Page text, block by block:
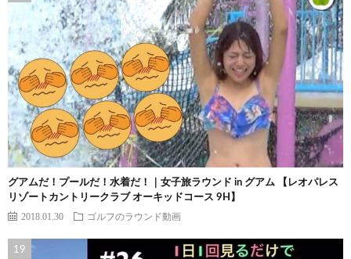
グアムだ！プールだ！水着だ！｜女子旅ラウンド in グアム 【レオパレス
リゾートカントリークラブ オーキッドコース 9H】
2018.01.30 ゴルフのラウンド動画